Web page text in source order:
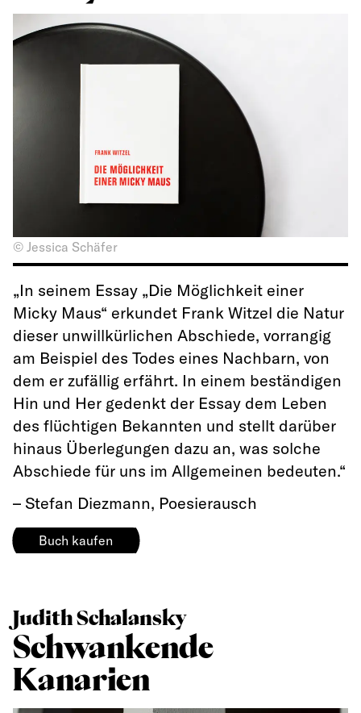
© Jessica Schäfer
„In seinem Essay „Die Möglichkeit einer
Micky Maus“ erkundet Frank Witzel die Natur
dieser unwillkürlichen Abschiede, vorrangig
am Beispiel des Todes eines Nachbarn, von
dem er zufällig erfährt. In einem beständigen
Hin und Her gedenkt der Essay dem Leben
des flüchtigen Bekannten und stellt darüber
hinaus Überlegungen dazu an, was solche
Abschiede für uns im Allgemeinen bedeuten.“
– Stefan Diezmann, Poesierausch
Buch kaufen
Judith Schalansky
Schwankende
Kanarien